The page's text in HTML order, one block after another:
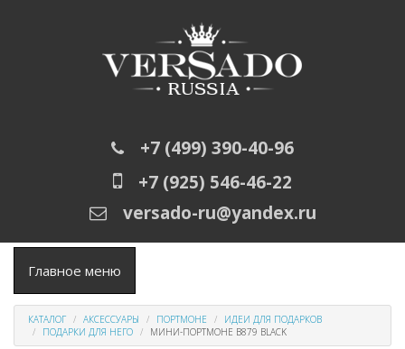
+7 (499) 390-40-96
+7 (925) 546-46-22
versado-ru@yandex.ru
Главное меню
КАТАЛОГ АКСЕССУАРЫ ПОРТМОНЕ
ИДЕИ ДЛЯ ПОДАРКОВ
ПОДАРКИ ДЛЯ НЕГО
МИНИ-ПОРТМОНЕ B879 BLACK